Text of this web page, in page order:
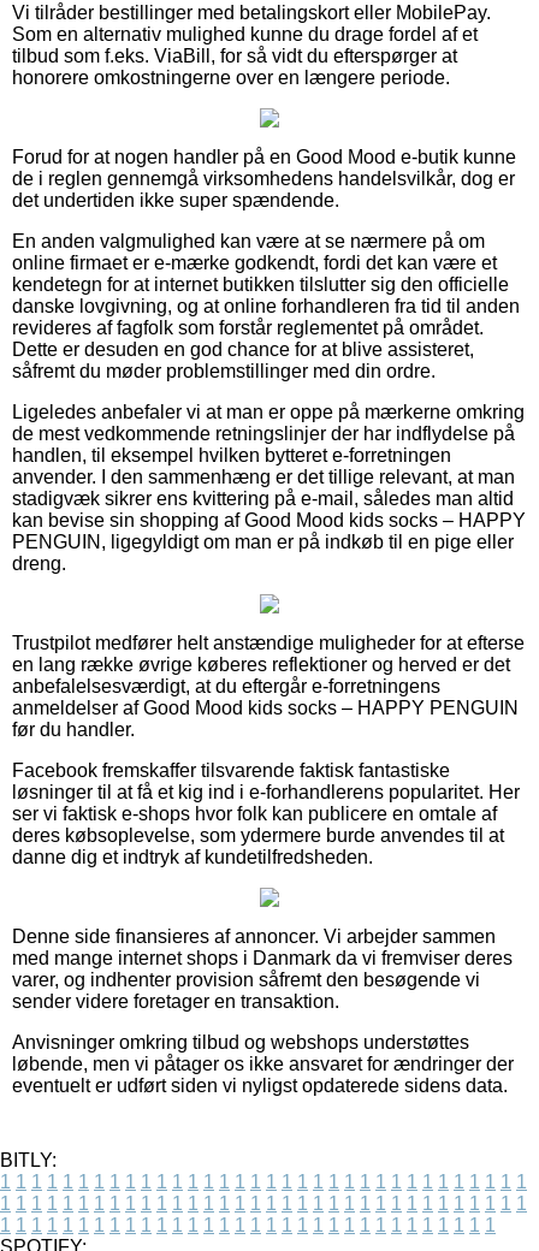
Vi tilråder bestillinger med betalingskort eller MobilePay.
Som en alternativ mulighed kunne du drage fordel af et
tilbud som f.eks. ViaBill, for så vidt du efterspørger at
honorere omkostningerne over en længere periode.
Forud for at nogen handler på en Good Mood e-butik kunne
de i reglen gennemgå virksomhedens handelsvilkår, dog er
det undertiden ikke super spændende.
En anden valgmulighed kan være at se nærmere på om
online firmaet er e-mærke godkendt, fordi det kan være et
kendetegn for at internet butikken tilslutter sig den officielle
danske lovgivning, og at online forhandleren fra tid til anden
revideres af fagfolk som forstår reglementet på området.
Dette er desuden en god chance for at blive assisteret,
såfremt du møder problemstillinger med din ordre.
Ligeledes anbefaler vi at man er oppe på mærkerne omkring
de mest vedkommende retningslinjer der har indflydelse på
handlen, til eksempel hvilken bytteret e-forretningen
anvender. I den sammenhæng er det tillige relevant, at man
stadigvæk sikrer ens kvittering på e-mail, således man altid
kan bevise sin shopping af Good Mood kids socks – HAPPY
PENGUIN, ligegyldigt om man er på indkøb til en pige eller
dreng.
Trustpilot medfører helt anstændige muligheder for at efterse
en lang række øvrige køberes reflektioner og herved er det
anbefalelsesværdigt, at du eftergår e-forretningens
anmeldelser af Good Mood kids socks – HAPPY PENGUIN
før du handler.
Facebook fremskaffer tilsvarende faktisk fantastiske
løsninger til at få et kig ind i e-forhandlerens popularitet. Her
ser vi faktisk e-shops hvor folk kan publicere en omtale af
deres købsoplevelse, som ydermere burde anvendes til at
danne dig et indtryk af kundetilfredsheden.
Denne side finansieres af annoncer. Vi arbejder sammen
med mange internet shops i Danmark da vi fremviser deres
varer, og indhenter provision såfremt den besøgende vi
sender videre foretager en transaktion.
Anvisninger omkring tilbud og webshops understøttes
løbende, men vi påtager os ikke ansvaret for ændringer der
eventuelt er udført siden vi nyligst opdaterede sidens data.
BITLY:
1 1 1 1 1 1 1 1 1 1 1 1 1 1 1 1 1 1 1 1 1 1 1 1 1 1 1 1 1 1 1 1 1 1
1 1 1 1 1 1 1 1 1 1 1 1 1 1 1 1 1 1 1 1 1 1 1 1 1 1 1 1 1 1 1 1 1 1
1 1 1 1 1 1 1 1 1 1 1 1 1 1 1 1 1 1 1 1 1 1 1 1 1 1 1 1 1 1 1 1
SPOTIFY: